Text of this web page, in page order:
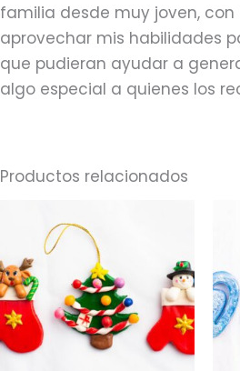
familia desde muy joven, con
aprovechar mis habilidades
que pudieran ayudar a
algo especial a quienes los
Productos relacionados